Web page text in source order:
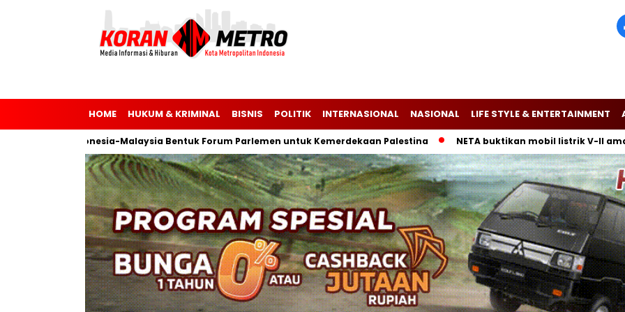
HOME HUKUM & KRIMINAL BISNIS POLITIK INTERNASIONAL NASIONAL LIFE STYLE & ENTERTAINMENT
Indonesia-Malaysia Bentuk Forum Parlemen untuk Kemerdekaan Palestina NETA buktikan mobil listrik V-II aman